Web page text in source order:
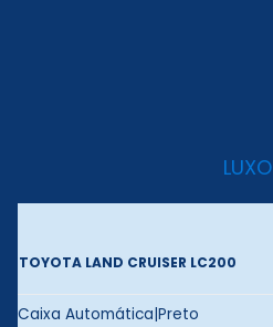
LUXO
TOYOTA LAND CRUISER LC200
Caixa Automática|Preto